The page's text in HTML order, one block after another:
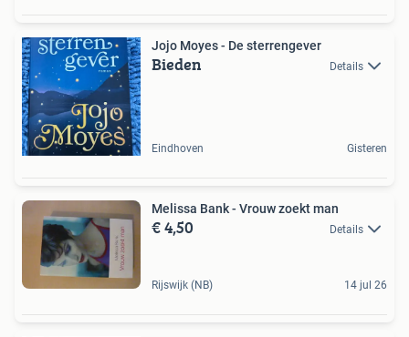
Jojo Moyes - De sterrengever
Bieden Details
Eindhoven Gisteren
Melissa Bank - Vrouw zoekt man
€ 4,50 Details
Rijswijk (NB) 14 jul 26